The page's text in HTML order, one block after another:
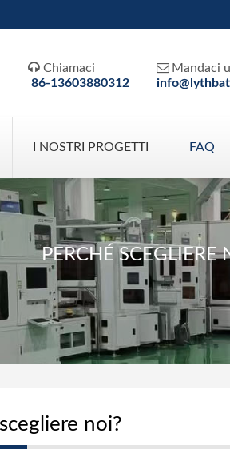
 Chiamaci
86-13603880312
 Mandaci
I NOSTRI PROGETTI FAQ
PERCHÉ SCEGLIERE
noi?